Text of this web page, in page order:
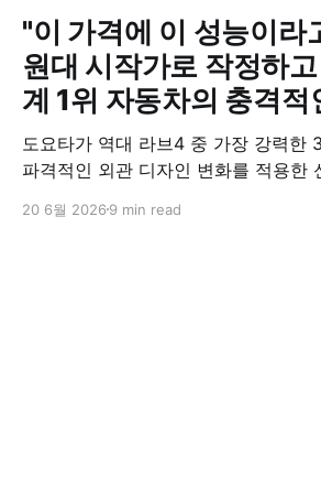
"이 가격에 이 성능이라
원대 시작가로 작정하
계 1위 자동차의 충격적
도요타가 역대 라브4 중 가장 강력한
파격적인 외관 디자인 변화를 적용한
충전이 가능하고 전기 모드로만 70km
20 6월 2026 9 min read